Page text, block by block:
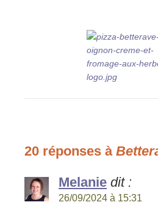
20 réponses à
Melanie dit :
26/09/2024 à 15:31